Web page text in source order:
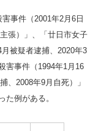
事件（2001年2月6日
張）」、「廿日市女子
被疑者逮捕、2020年3
害事件（1994年1月16
、2008年9月自死）」
た例がある。